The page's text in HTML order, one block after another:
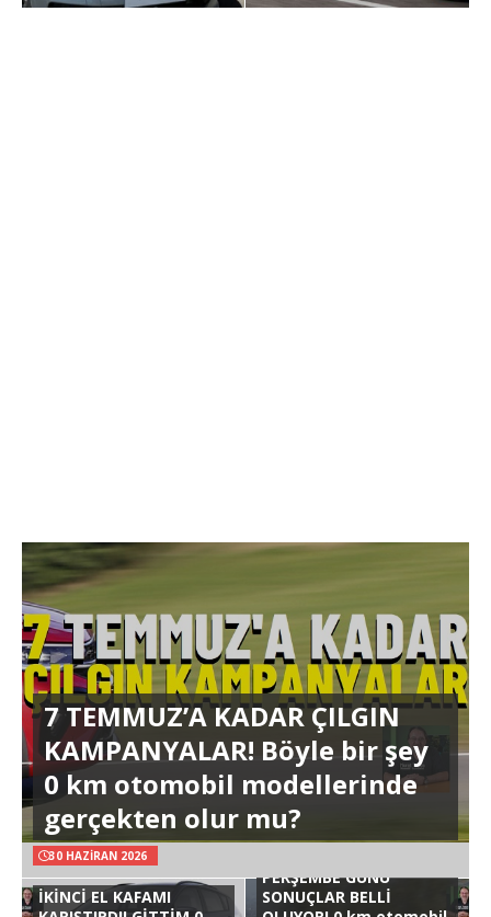
7 TEMMUZ’A KADAR ÇILGIN
KAMPANYALAR! Böyle bir şey
0 km otomobil modellerinde
gerçekten olur mu?
30 HAZIRAN 2026
İKİNCİ EL KAFAMI
PERŞEMBE GÜNÜ
SONUÇLAR BELLİ